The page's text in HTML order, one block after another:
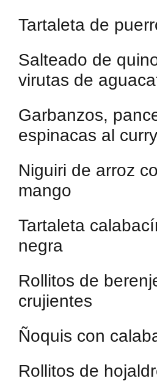
Tartaleta de
Salteado de
virutas de
Garbanzos,
espinacas al curry
Niguiri de arroz
mango
Tartaleta
negra
Rollitos de
crujientes
Ñoquis con
Rollitos de